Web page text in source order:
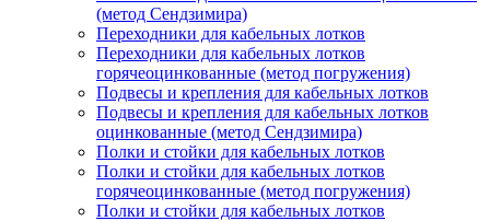
(метод Сендзимира)
Переходники для кабельных лотков
Переходники для кабельных лотков
горячеоцинкованные (метод погружения)
Подвесы и крепления для кабельных лотков
Подвесы и крепления для кабельных лотков
оцинкованные (метод Сендзимира)
Полки и стойки для кабельных лотков
Полки и стойки для кабельных лотков
горячеоцинкованные (метод погружения)
Полки и стойки для кабельных лотков